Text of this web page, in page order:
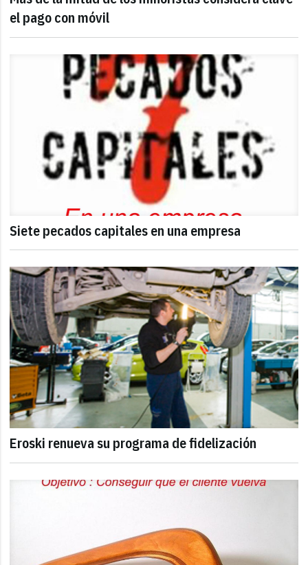
el pago con móvil
Siete pecados capitales en una empresa
Eroski renueva su programa de fidelización